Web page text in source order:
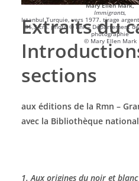
Mary Ellen Mark,
Immigrants,
Istanbul,Turquie, vers 1977. tirage
35,3 cm. photo © BnF – Département
photographie
© Mary Ellen Mark
Extraits du
sections
aux éditions de la Rmn –
avec la Bibliothèque
1. Aux origines du noir et blanc